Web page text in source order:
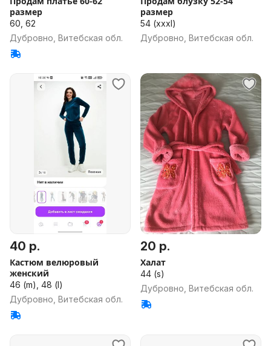
размер
60, 62
Дубровно, Витебская обл.
размер
54 (xxxl)
Дубровно, Витебская обл.
40 р.
Кастюм велюровый
женский
46 (m), 48 (l)
Дубровно, Витебская обл.
20 р.
Халат
44 (s)
Дубровно, Витебская обл.